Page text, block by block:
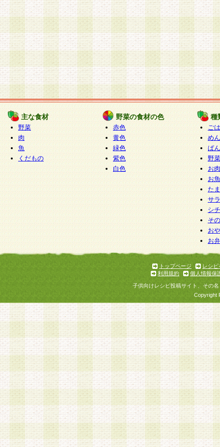
主な食材
野菜
肉
魚
くだもの
野菜の食材の色
赤色
黄色
緑色
紫色
白色
種
ご
めん
ぱん
野
お
お
た
サ
シ
そ
お
お
トップページ
レシピ
利用規約
個人情報保
子供向けレシピ投稿サイト、その
Copyright